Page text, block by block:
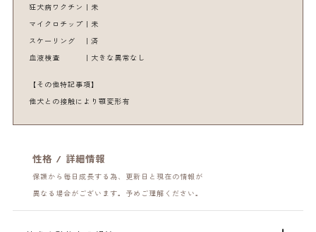
□ 外部リンク / 他
↗︎
↗︎
虐待や遺棄の禁止/環境
ﾏｲｸﾛﾁｯﾌﾟ登録/獣医師会
↗︎
沖縄県夜間診療/獣医師
会 ↗︎
特定商取引法に基づく表
狂犬病ワクチン｜未
マイクロチップ｜未
スケーリング ｜済
血液検査 ｜大きな異常なし
【その他特記事項】
他犬との接触により顎変形有
性格 / 詳細情報
保護から毎日成長する為、更新日と現在の情報が
異なる場合がございます。予めご理解ください。